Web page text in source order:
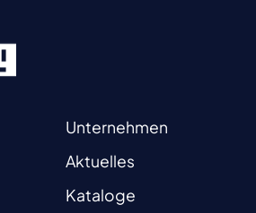
Unternehmen
Aktuelles
Kataloge